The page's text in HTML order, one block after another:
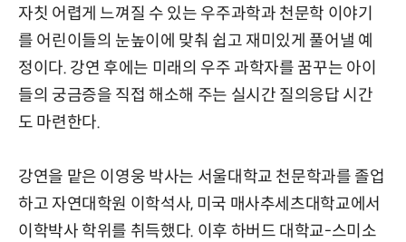
자칫 어렵게 느껴질 수 있는 우주과학과 천문학 이야기
를 어린이들의 눈높이에 맞춰 쉽고 재미있게 풀어낼 예
정이다. 강연 후에는 미래의 우주 과학자를 꿈꾸는 아이
들의 궁금증을 직접 해소해 주는 실시간 질의응답 시간
도 마련한다.
강연을 맡은 이영웅 박사는 서울대학교 천문학과를 졸업
하고 자연대학원 이학석사, 미국 매사추세츠대학교에서
이학박사 학위를 취득했다. 이후 하버드 대학교-스미소